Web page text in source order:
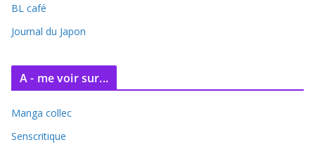
BL café
Journal du Japon
A - me voir sur...
Manga collec
Senscritique